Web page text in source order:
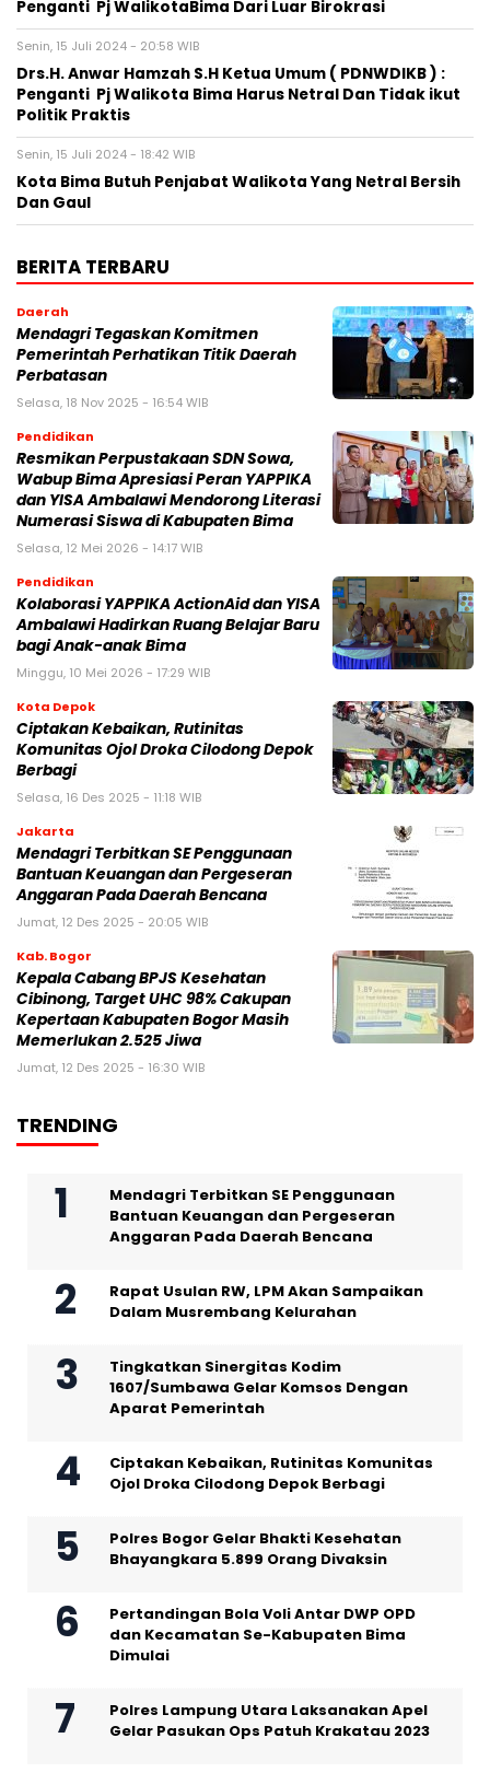
Penganti Pj WalikotaBima Dari Luar Birokrasi
Senin, 15 Juli 2024 - 20:58 WIB
Drs.H. Anwar Hamzah S.H Ketua Umum ( PDNWDIKB ) :
Penganti Pj Walikota Bima Harus Netral Dan Tidak ikut
Politik Praktis
Senin, 15 Juli 2024 - 18:42 WIB
Kota Bima Butuh Penjabat Walikota Yang Netral Bersih
Dan Gaul
BERITA TERBARU
Daerah
Mendagri Tegaskan Komitmen
Pemerintah Perhatikan Titik Daerah
Perbatasan
Selasa, 18 Nov 2025 - 16:54 WIB
Pendidikan
Resmikan Perpustakaan SDN Sowa,
Wabup Bima Apresiasi Peran YAPPIKA
dan YISA Ambalawi Mendorong Literasi
Numerasi Siswa di Kabupaten Bima
Selasa, 12 Mei 2026 - 14:17 WIB
Pendidikan
Kolaborasi YAPPIKA ActionAid dan YISA
Ambalawi Hadirkan Ruang Belajar Baru
bagi Anak-anak Bima
Minggu, 10 Mei 2026 - 17:29 WIB
Kota Depok
Ciptakan Kebaikan, Rutinitas
Komunitas Ojol Droka Cilodong Depok
Berbagi
Selasa, 16 Des 2025 - 11:18 WIB
Jakarta
Mendagri Terbitkan SE Penggunaan
Bantuan Keuangan dan Pergeseran
Anggaran Pada Daerah Bencana
Jumat, 12 Des 2025 - 20:05 WIB
Kab. Bogor
Kepala Cabang BPJS Kesehatan
Cibinong, Target UHC 98% Cakupan
Kepertaan Kabupaten Bogor Masih
Memerlukan 2.525 Jiwa
Jumat, 12 Des 2025 - 16:30 WIB
TRENDING
Mendagri Terbitkan SE Penggunaan
Bantuan Keuangan dan Pergeseran
Anggaran Pada Daerah Bencana
Rapat Usulan RW, LPM Akan Sampaikan
Dalam Musrembang Kelurahan
Tingkatkan Sinergitas Kodim
1607/Sumbawa Gelar Komsos Dengan
Aparat Pemerintah
Ciptakan Kebaikan, Rutinitas Komunitas
Ojol Droka Cilodong Depok Berbagi
Polres Bogor Gelar Bhakti Kesehatan
Bhayangkara 5.899 Orang Divaksin
Pertandingan Bola Voli Antar DWP OPD
dan Kecamatan Se-Kabupaten Bima
Dimulai
Polres Lampung Utara Laksanakan Apel
Gelar Pasukan Ops Patuh Krakatau 2023